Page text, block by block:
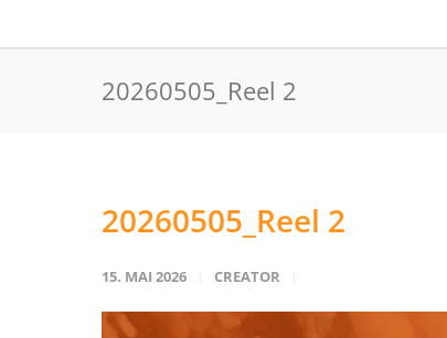
20260505_Reel 2
20260505_Reel 2
15. MAI 2026 CREATOR
Video-